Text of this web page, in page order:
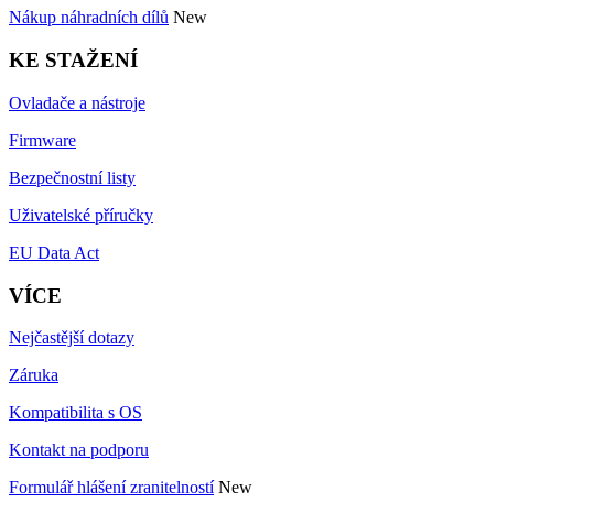
Nákup náhradních dílů New
KE STAŽENÍ
Ovladače a nástroje
Firmware
Bezpečnostní listy
Uživatelské příručky
EU Data Act
VÍCE
Nejčastější dotazy
Záruka
Kompatibilita s OS
Kontakt na podporu
Formulář hlášení zranitelností New